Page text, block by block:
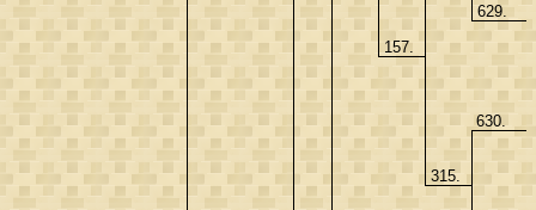
157.
629.
315.
630.